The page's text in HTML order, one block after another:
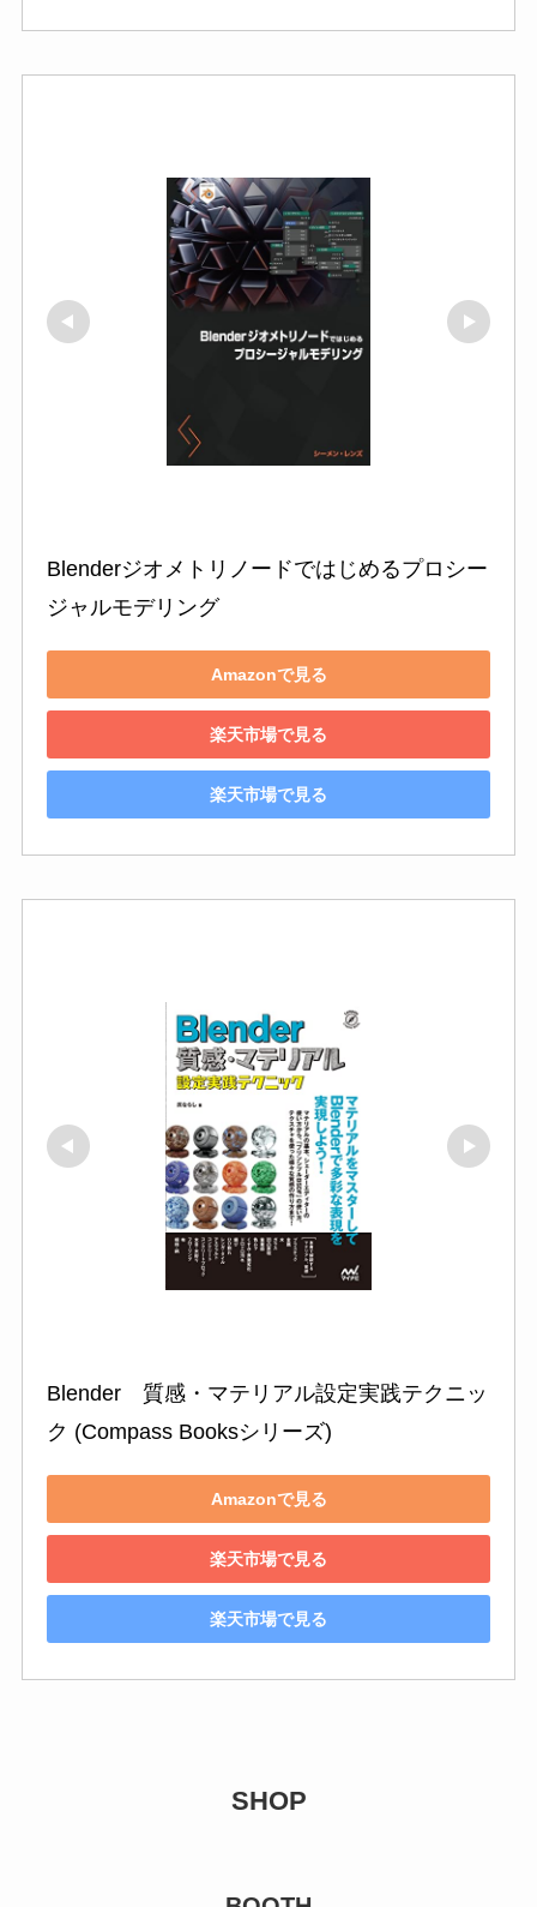
Blenderジオメトリノードではじめるプロシー
ジャルモデリング
Amazonで見る
楽天市場で見る
楽天市場で見る
Blender　質感・マテリアル設定実践テクニッ
ク (Compass Booksシリーズ)
Amazonで見る
楽天市場で見る
楽天市場で見る
SHOP